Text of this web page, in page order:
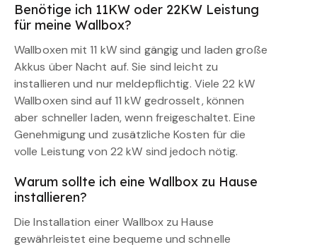
Benötige ich 11KW oder 22KW Leistung
für meine Wallbox?
Wallboxen mit 11 kW sind gängig und laden große
Akkus über Nacht auf. Sie sind leicht zu
installieren und nur meldepflichtig. Viele 22 kW
Wallboxen sind auf 11 kW gedrosselt, können
aber schneller laden, wenn freigeschaltet. Eine
Genehmigung und zusätzliche Kosten für die
volle Leistung von 22 kW sind jedoch nötig.
Warum sollte ich eine Wallbox zu Hause
installieren?
Die Installation einer Wallbox zu Hause
gewährleistet eine bequeme und schnelle